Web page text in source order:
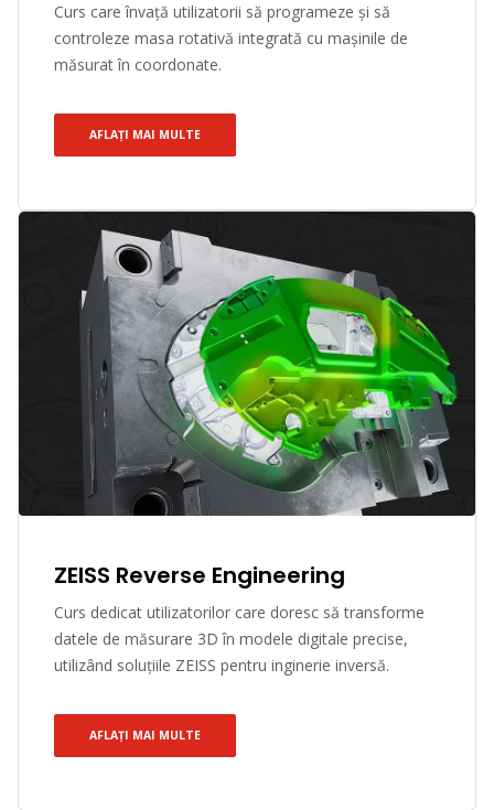
Curs care învață utilizatorii să programeze și să
controleze masa rotativă integrată cu mașinile de
măsurat în coordonate.
AFLAȚI MAI MULTE
ZEISS Reverse Engineering
Curs dedicat utilizatorilor care doresc să transforme
datele de măsurare 3D în modele digitale precise,
utilizând soluțiile ZEISS pentru inginerie inversă.
AFLAȚI MAI MULTE